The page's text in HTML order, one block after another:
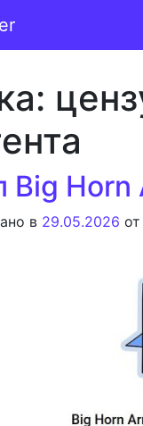
Big Horn
в 29.05.2026 от